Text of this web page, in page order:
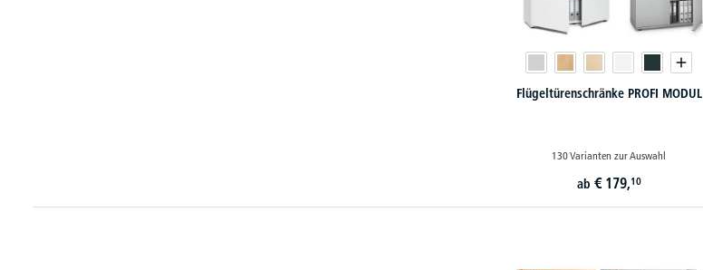
Flügeltürenschränke PROFI MODUL
130 Varianten zur Auswahl
ab € 179,10